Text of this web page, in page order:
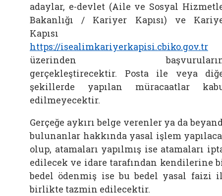
adaylar, e-devlet (Aile ve Sosyal
Bakanlığı / Kariyer Kapısı) ve
Kapısı
https://isealimkariyerkapisi.cbiko.gov.tr
üzerinden
gerçekleştirecektir. Posta ile veya
şekillerde yapılan müracaatlar
edilmeyecektir.
Gerçeğe aykırı belge verenler ya da
bulunanlar hakkında yasal işlem
olup, atamaları yapılmış ise atamaları
edilecek ve idare tarafından kendilerine
bedel ödenmiş ise bu bedel yasal faizi
birlikte tazmin edilecektir.